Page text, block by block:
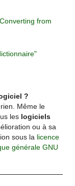
Converting from
?
Même le
les logiciels
ou à sa
sous la licence
générale GNU